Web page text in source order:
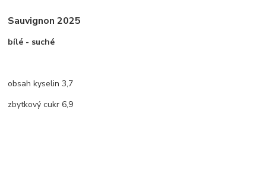
Sauvignon 2025
bílé - suché
obsah kyselin 3,7
zbytkový cukr 6,9